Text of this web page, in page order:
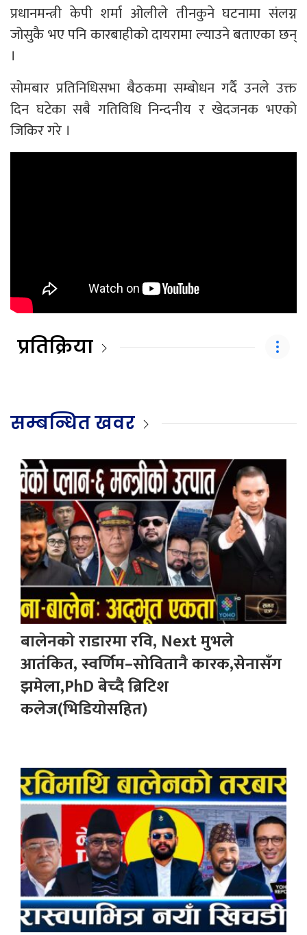
प्रधानमन्त्री केपी शर्मा ओलीले तीनकुने घटनामा संलग्न
जोसुकै भए पनि कारबाहीको दायरामा ल्याउने बताएका छन्
।
सोमबार प्रतिनिधिसभा बैठकमा सम्बोधन गर्दै उनले उक्त
दिन घटेका सबै गतिविधि निन्दनीय र खेदजनक भएको
जिकिर गरे ।
प्रतिक्रिया
सम्बन्धित खवर
बालेनको राडारमा रवि, Next मुभले
आतंकित, स्वर्णिम–सोवितानै कारक,सेनासँग
झमेला,PhD बेच्दै ब्रिटिश
कलेज(भिडियोसहित)